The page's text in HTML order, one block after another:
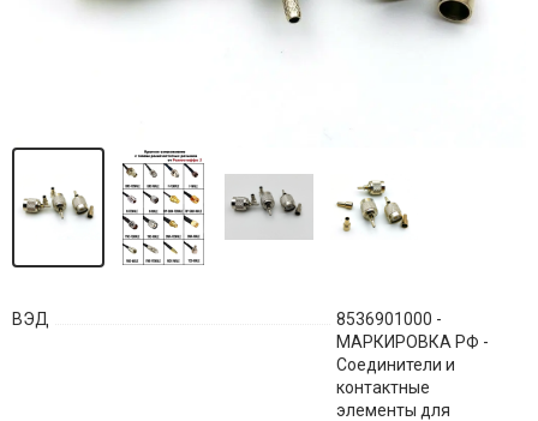
ВЭД
8536901000 -
МАРКИРОВКА РФ -
Соединители и
контактные
элементы для